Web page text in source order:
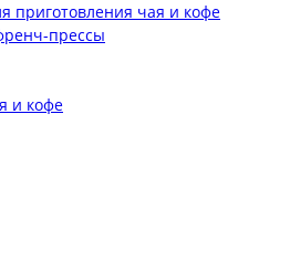
приготовления чая и кофе
прессы
и кофе